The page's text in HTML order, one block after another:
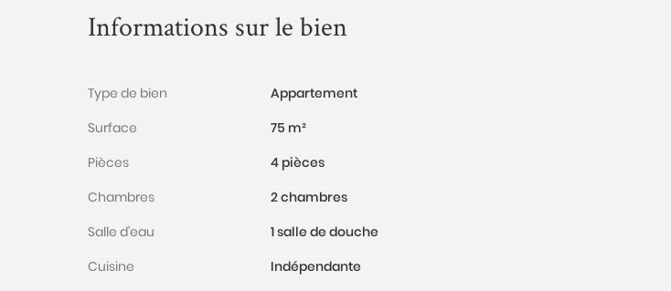
Informations sur le bien
Type de bien
Appartement
Surface
75 m²
Pièces
4 pièces
Chambres
2 chambres
Salle d'eau
1 salle de douche
Cuisine
Indépendante